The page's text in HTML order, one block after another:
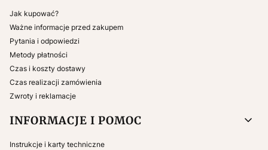
Jak kupować?
Ważne informacje przed zakupem
Pytania i odpowiedzi
Metody płatności
Czas i koszty dostawy
Czas realizacji zamówienia
Zwroty i reklamacje
INFORMACJE I POMOC
Instrukcje i karty techniczne